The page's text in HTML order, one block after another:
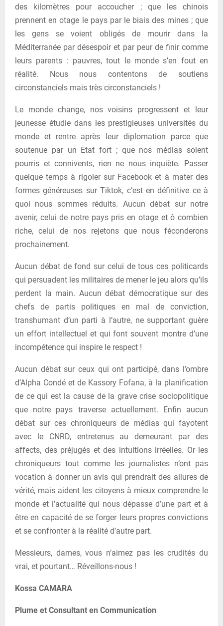
des kilomètres pour accoucher ; que les chinois
prennent en otage le pays par le biais des mines ; que
les gens se voient obligés de mourir dans la
Méditerranée par désespoir et par peur de finir comme
leurs parents : pauvres, tout le monde s’en fout en
réalité. Nous nous contentons de soutiens
circonstanciels mais très circonstanciels !
Le monde change, nos voisins progressent et leur
jeunesse étudie dans les prestigieuses universités du
monde et rentre après leur diplomation parce que
soutenue par un Etat fort ; que nos médias soient
pourris et connivents, rien ne nous inquiète. Passer
quelque temps à rigoler sur Facebook et à mater des
formes généreuses sur Tiktok, c’est en définitive ce à
quoi nous sommes réduits. Aucun débat sur notre
avenir, celui de notre pays pris en otage et ô combien
riche, celui de nos rejetons que nous féconderons
prochainement.
Aucun débat de fond sur celui de tous ces politicards
qui persuadent les militaires de mener le jeu alors qu’ils
perdent la main. Aucun débat démocratique sur des
chefs de partis politiques en mal de conviction,
transhumant d’un parti à l’autre, ne supportant guère
un effort intellectuel et qui font souvent montre d’une
incompétence qui inspire le respect !
Aucun débat sur ceux qui ont participé, dans l’ombre
d’Alpha Condé et de Kassory Fofana, à la planification
de ce qui est la cause de la grave crise sociopolitique
que notre pays traverse actuellement. Enfin aucun
débat sur ces chroniqueurs de médias qui fayotent
avec le CNRD, entretenus au demeurant par des
affects, des préjugés et des intuitions irréelles. Or les
chroniqueurs tout comme les journalistes n’ont pas
vocation à donner un avis qui prendrait des allures de
vérité, mais aident les citoyens à mieux comprendre le
monde et l’actualité qui nous dépasse d’une part et à
être en capacité de se forger leurs propres convictions
et se confronter à la réalité d’autre part.
Messieurs, dames, vous n’aimez pas les crudités du
vrai, et pourtant… Réveillons-nous !
Kossa CAMARA
Plume et Consultant en Communication